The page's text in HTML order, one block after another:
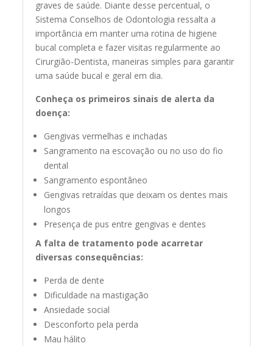
graves de saúde. Diante desse percentual, o
Sistema Conselhos de Odontologia ressalta a
importância em manter uma rotina de higiene
bucal completa e fazer visitas regularmente ao
Cirurgião-Dentista, maneiras simples para garantir
uma saúde bucal e geral em dia.
Conheça os primeiros sinais de alerta da
doença:
Gengivas vermelhas e inchadas
Sangramento na escovação ou no uso do fio
dental
Sangramento espontâneo
Gengivas retraídas que deixam os dentes mais
longos
Presença de pus entre gengivas e dentes
A falta de tratamento pode acarretar
diversas consequências:
Perda de dente
Dificuldade na mastigação
Ansiedade social
Desconforto pela perda
Mau hálito